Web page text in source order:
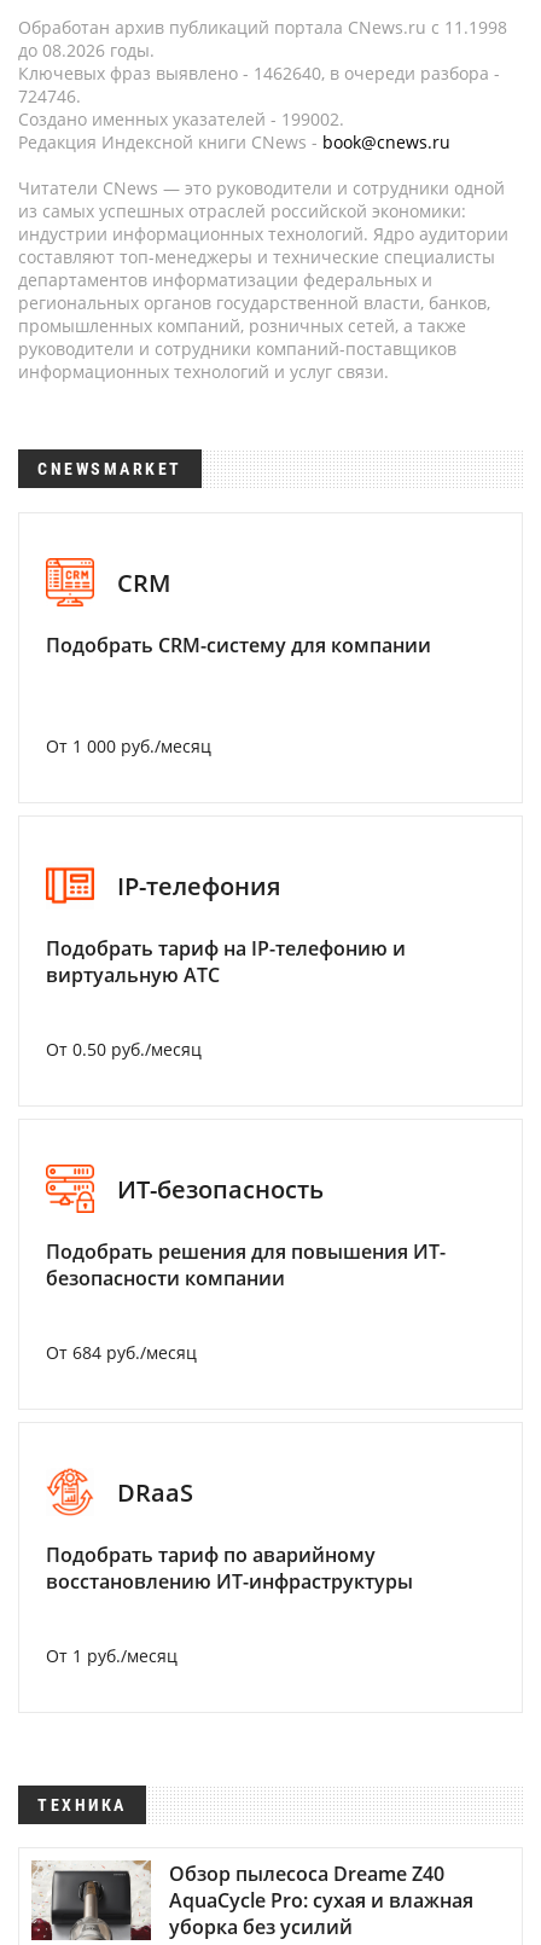
Обработан архив публикаций портала CNews.ru c 11.1998
до 08.2026 годы.
Ключевых фраз выявлено - 1462640, в очереди разбора -
724746.
Создано именных указателей - 199002.
Редакция Индексной книги CNews - book@cnews.ru
Читатели CNews — это руководители и сотрудники одной
из самых успешных отраслей российской экономики:
индустрии информационных технологий. Ядро аудитории
составляют топ-менеджеры и технические специалисты
департаментов информатизации федеральных и
региональных органов государственной власти, банков,
промышленных компаний, розничных сетей, а также
руководители и сотрудники компаний-поставщиков
информационных технологий и услуг связи.
CNEWSMARKET
CRM
Подобрать CRM-систему для компании
От 1 000 руб./месяц
IP-телефония
Подобрать тариф на IP-телефонию и
виртуальную АТС
От 0.50 руб./месяц
ИТ-безопасность
Подобрать решения для повышения ИТ-
безопасности компании
От 684 руб./месяц
DRaaS
Подобрать тариф по аварийному
восстановлению ИТ-инфраструктуры
От 1 руб./месяц
ТЕХНИКА
Обзор пылесоса Dreame Z40
AquaCycle Pro: сухая и влажная
уборка без усилий